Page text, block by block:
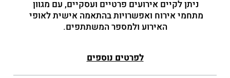
האירוע ולמספר המשתתפים.
לפרטים נוספים